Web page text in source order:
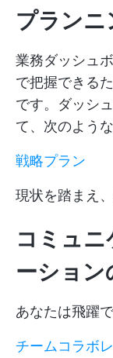
プランニ
業務ダッシュ
で把握できる
です。ダッシ
て、次のよう
戦略プラン
現状を踏まえ
コミュ
ーション
あなたは飛躍
チームコラボ